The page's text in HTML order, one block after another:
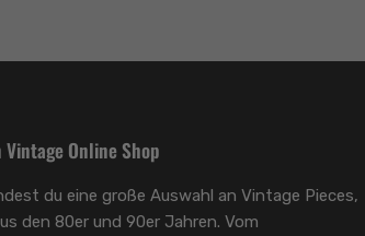
Vintage Online Shop
du eine große Auswahl an Vintage Pieces,
den 80er und 90er Jahren. Vom